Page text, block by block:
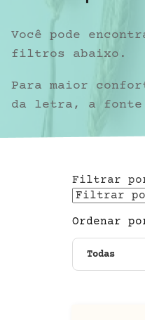
Você pode
filtros abaixo.
Para maior
da letra, a fonte
Filtrar
Ordenar